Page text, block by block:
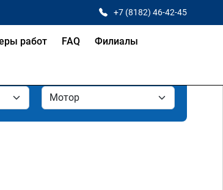
+7 (8182) 46-42-45
работ FAQ Филиалы